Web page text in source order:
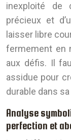
inexploité de
précieux et
laisser libre
fermement en
aux défis. Il
assidue pour
durable dans sa
Analyse
perfection et